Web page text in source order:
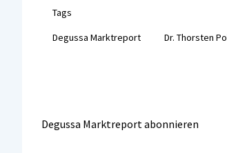
o er
Tags
Degussa Marktreport
Dr. Thorsten
Degussa Marktreport abonnieren